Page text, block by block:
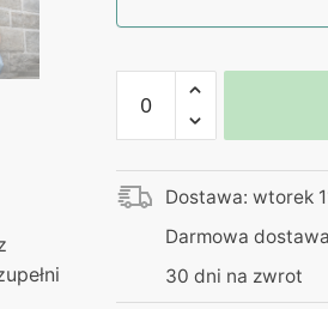
Koszulka
zielona
–
"Kabelki"
pachnie
Dostawa: wtorek
Darmowa
30 dni na zwrot